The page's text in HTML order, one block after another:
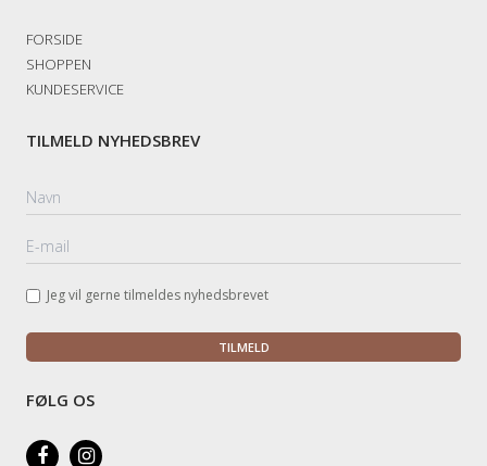
FORSIDE
SHOPPEN
KUNDESERVICE
TILMELD NYHEDSBREV
Jeg vil gerne tilmeldes nyhedsbrevet
TILMELD
FØLG OS